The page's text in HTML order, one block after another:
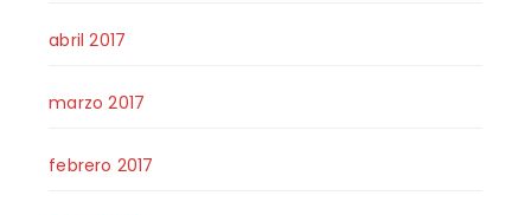
abril 2017
marzo 2017
febrero 2017